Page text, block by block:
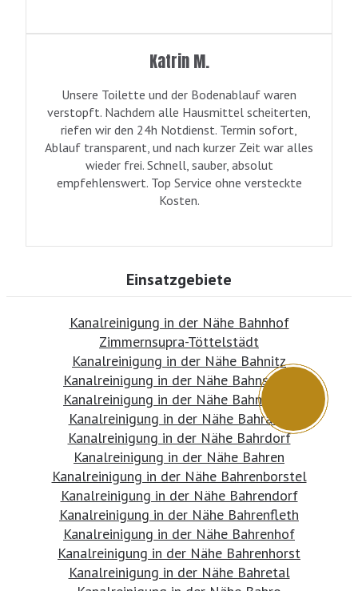
Katrin M.
Unsere Toilette und der Bodenablauf waren
verstopft. Nachdem alle Hausmittel scheiterten,
riefen wir den 24h Notdienst. Termin sofort,
Ablauf transparent, und nach kurzer Zeit war alles
wieder frei. Schnell, sauber, absolut
empfehlenswert. Top Service ohne versteckte
Kosten.
Einsatzgebiete
Kanalreinigung in der Nähe Bahnhof
Zimmernsupra-Töttelstädt
Kanalreinigung in der Nähe Bahnitz
Kanalreinigung in der Nähe Bahnsdorf
Kanalreinigung in der Nähe Bahnstock
Kanalreinigung in der Nähe Bahratal
Kanalreinigung in der Nähe Bahrdorf
Kanalreinigung in der Nähe Bahren
Kanalreinigung in der Nähe Bahrenborstel
Kanalreinigung in der Nähe Bahrendorf
Kanalreinigung in der Nähe Bahrenfleth
Kanalreinigung in der Nähe Bahrenhof
Kanalreinigung in der Nähe Bahrenhorst
Kanalreinigung in der Nähe Bahretal